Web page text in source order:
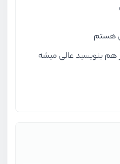
هستم
هم بنویسید عالی میشه